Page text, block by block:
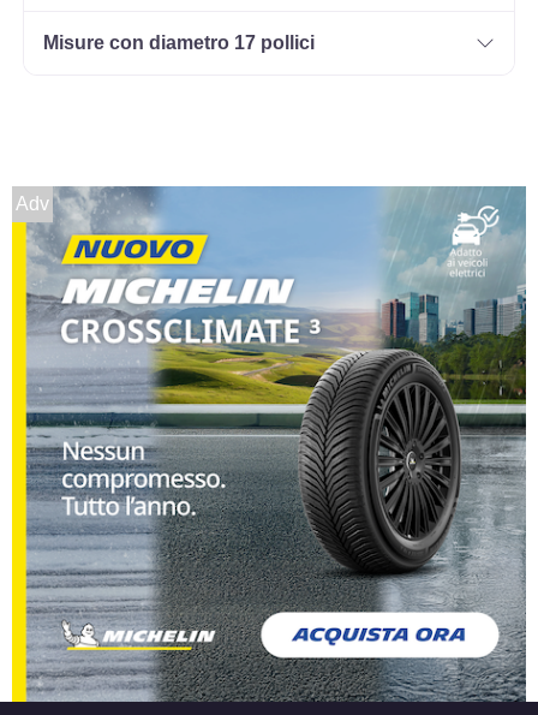
Misure con diametro 17 pollici
Adv